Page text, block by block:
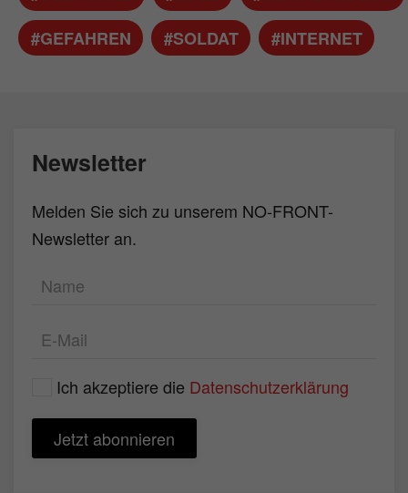
#GEFAHREN
#SOLDAT #INTERNET
Newsletter
Melden Sie sich zu unserem NO-FRONT-
Newsletter an.
Ich akzeptiere die Datenschutzerklärung